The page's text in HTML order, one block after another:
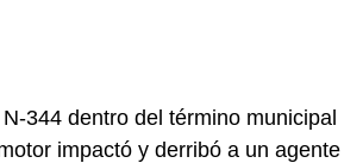
344 dentro del término municipal
impactó y derribó a un agente